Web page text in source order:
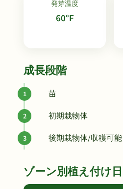
発芽温度
60°F
成長段階
苗
初期栽物体
後期栽物体/収穫可能
ゾーン別植え付け日